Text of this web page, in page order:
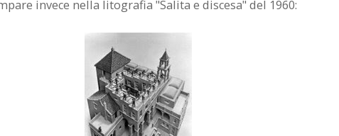
invece nella litografia "Salita e discesa" del 1960: